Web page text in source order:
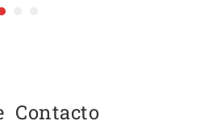
Contacto